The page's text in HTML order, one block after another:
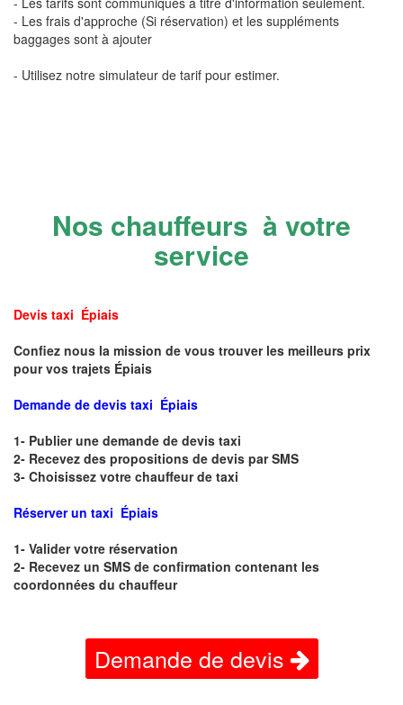
- Les frais d'approche (Si réservation) et les suppléments
baggages sont à ajouter
- Utilisez notre simulateur de tarif pour estimer.
Nos chauffeurs à votre
service
Devis taxi Épiais
Confiez nous la mission de vous trouver les meilleurs prix
pour vos trajets Épiais
Demande de devis taxi Épiais
1- Publier une demande de devis taxi
2- Recevez des propositions de devis par SMS
3- Choisissez votre chauffeur de taxi
Réserver un taxi Épiais
1- Valider votre réservation
2- Recevez un SMS de confirmation contenant les
coordonnées du chauffeur
Demande de devis